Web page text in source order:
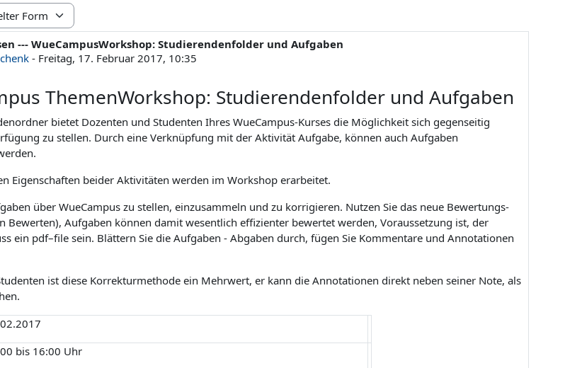
--- WueCampusWorkshop: Studierendenfolder und Aufgaben
- Freitag, 17. Februar 2017, 10:35
0
ThemenWorkshop: Studierendenfolder und Aufgaben
bietet Dozenten und Studenten Ihres WueCampus-Kurses die Möglichkeit sich gegenseitig
zu stellen. Durch eine Verknüpfung mit der Aktivität Aufgabe, können auch Aufgaben
Eigenschaften beider Aktivitäten werden im Workshop erarbeitet.
über WueCampus zu stellen, einzusammeln und zu korrigieren. Nutzen Sie das neue Bewertungs-
Bewerten), Aufgaben können damit wesentlich effizienter bewertet werden, Voraussetzung ist, der
ein pdf–file sein. Blättern Sie die Aufgaben - Abgaben durch, fügen Sie Kommentare und Annotationen
ist diese Korrekturmethode ein Mehrwert, er kann die Annotationen direkt neben seiner Note, als
bis 16:00 Uhr